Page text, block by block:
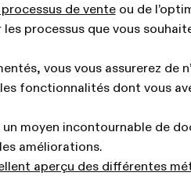
de venteou de
processus que vous
vous vous assurerez de
fonctionnalités dont vous
moyen incontournable de
améliorations.
aperçu des différentes